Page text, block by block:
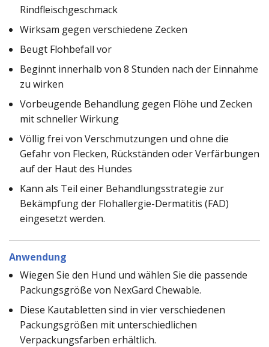
Rindfleischgeschmack
Wirksam gegen verschiedene Zecken
Beugt Flohbefall vor
Beginnt innerhalb von 8 Stunden nach der Einnahme
zu wirken
Vorbeugende Behandlung gegen Flöhe und Zecken
mit schneller Wirkung
Völlig frei von Verschmutzungen und ohne die
Gefahr von Flecken, Rückständen oder Verfärbungen
auf der Haut des Hundes
Kann als Teil einer Behandlungsstrategie zur
Bekämpfung der Flohallergie-Dermatitis (FAD)
eingesetzt werden.
Anwendung
Wiegen Sie den Hund und wählen Sie die passende
Packungsgröße von NexGard Chewable.
Diese Kautabletten sind in vier verschiedenen
Packungsgrößen mit unterschiedlichen
Verpackungsfarben erhältlich.